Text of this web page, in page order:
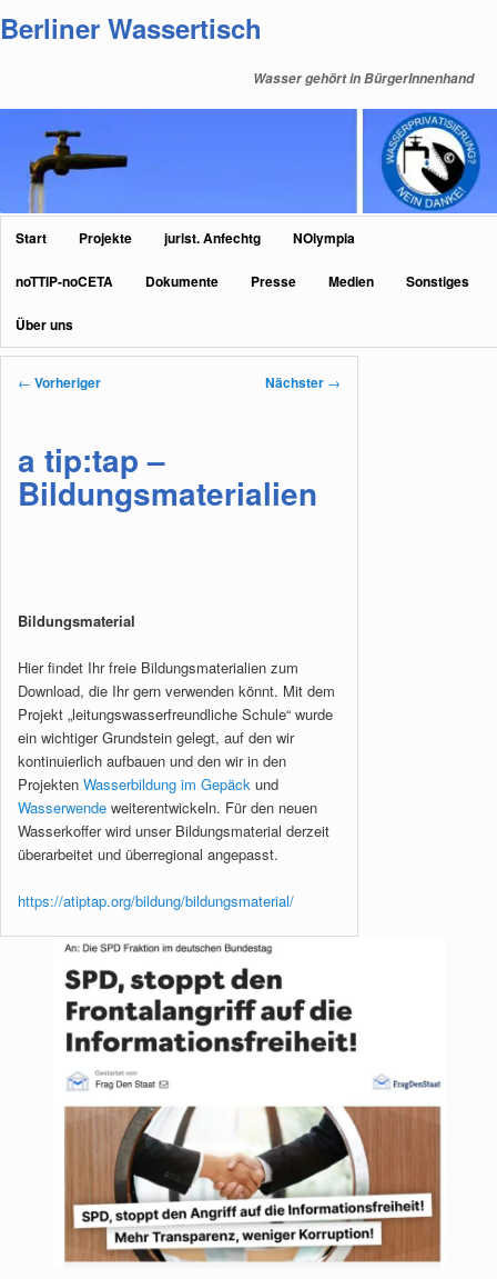
primären
Berliner Wassertisch
Wasser gehört in BürgerInnenhand
Hauptmenü
Start Projekte jurist. Anfechtg NOlympia
noTTIP-noCETA Dokumente Presse Medien Sonstiges
Über uns
Beitragsnavigation
← Vorheriger Nächster →
a tip:tap –
Bildungsmaterialien
Bildungsmaterial
Hier findet Ihr freie Bildungsmaterialien zum
Download, die Ihr gern verwenden könnt. Mit dem
Projekt „leitungswasserfreundliche Schule“ wurde
ein wichtiger Grundstein gelegt, auf den wir
kontinuierlich aufbauen und den wir in den
Projekten Wasserbildung im Gepäck und
Wasserwende weiterentwickeln. Für den neuen
Wasserkoffer wird unser Bildungsmaterial derzeit
überarbeitet und überregional angepasst.
https://atiptap.org/bildung/bildungsmaterial/